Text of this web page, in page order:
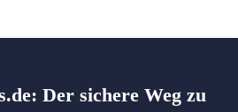
Der sichere Weg zu